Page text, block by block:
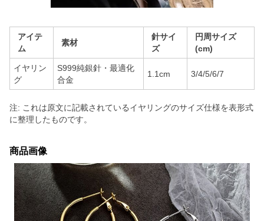
アイテ
ム
素材
針サイ
ズ
円周サイズ
(cm)
イヤリン
グ
S999純銀針・最適化
合金
1.1cm 3/4/5/6/7
注: これは原文に記載されているイヤリングのサイズ仕様を表形式
に整理したものです。
商品画像